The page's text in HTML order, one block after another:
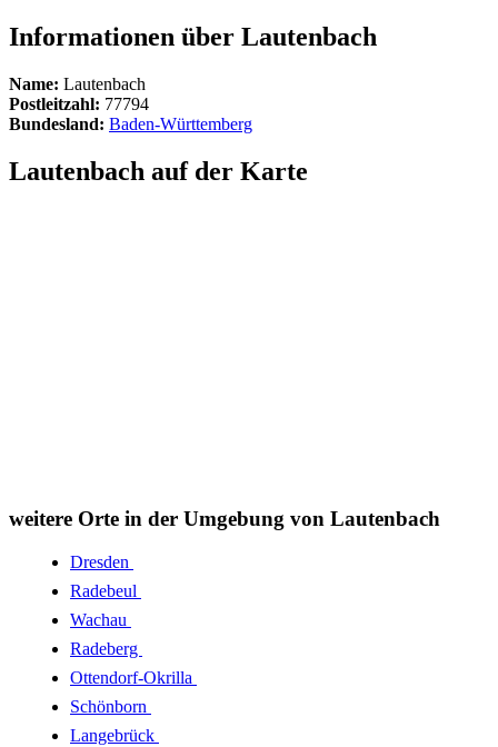
Informationen über Lautenbach
Name: Lautenbach
Postleitzahl: 77794
Bundesland: Baden-Württemberg
Lautenbach auf der Karte
weitere Orte in der Umgebung von Lautenbach
Dresden
Radebeul
Wachau
Radeberg
Ottendorf-Okrilla
Schönborn
Langebrück